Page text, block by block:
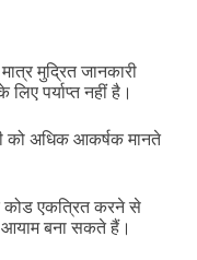
मुद्रित जानकारी
पर्याप्त नहीं है।
को अधिक आकर्षक मानते
कोड एकत्रित करने से
बना सकते हैं।